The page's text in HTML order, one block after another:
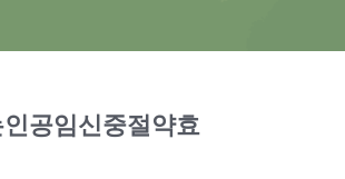
공임신중절약효